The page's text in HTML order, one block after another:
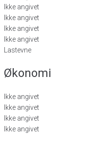
Ikke angivet
Ikke angivet
Ikke angivet
Ikke angivet
Lastevne
Økonomi
Ikke angivet
Ikke angivet
Ikke angivet
Ikke angivet